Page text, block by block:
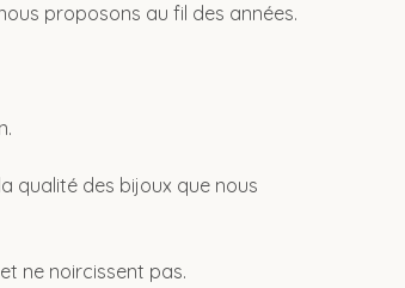
proposons au fil des années.
qualité des bijoux que nous
ne noircissent pas.